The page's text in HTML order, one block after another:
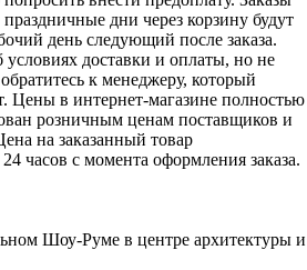
дни через корзину будут
день следующий после заказа.
условиях доставки и оплаты, но не
к менеджеру, который
Цены в интернет-магазине полностью
розничным ценам поставщиков и
на заказанный товар
часов с момента оформления заказа.
Шоу-Руме в центре архитектуры и